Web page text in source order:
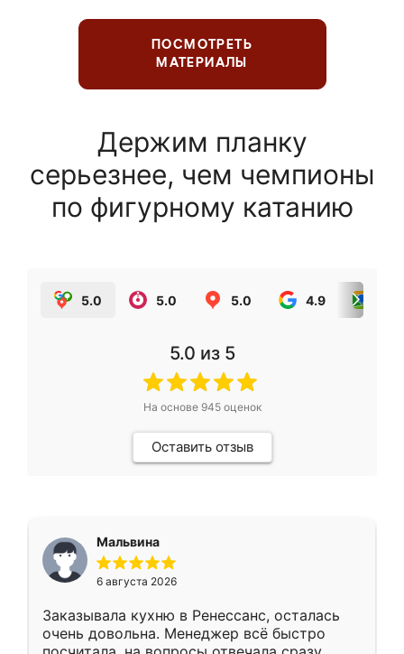
ПОСМОТРЕТЬ
МАТЕРИАЛЫ
Держим планку
серьезнее, чем чемпионы
по фигурному катанию
5.0 5.0 5.0 4.9
5.0 из 5
На основе 945оценок
Оставить отзыв
Мальвина
6 августа 2026
Заказывала кухню в Ренессанс, осталась
очень довольна. Менеджер всё быстро